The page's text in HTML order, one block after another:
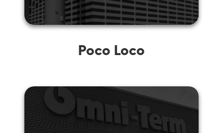
Poco Loco